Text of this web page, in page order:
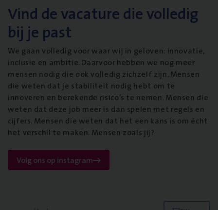
Vind de vacature die volledig
bij je past
We gaan volledig voor waar wij in geloven: innovatie,
inclusie en ambitie. Daarvoor hebben we nog meer
mensen nodig die ook volledig zichzelf zijn. Mensen
die weten dat je stabiliteit nodig hebt om te
innoveren en berekende risico’s te nemen. Mensen die
weten dat deze job meer is dan spelen met regels en
cijfers. Mensen die weten dat het een kans is om écht
het verschil te maken. Mensen zoals jij?
Volg ons op instagram